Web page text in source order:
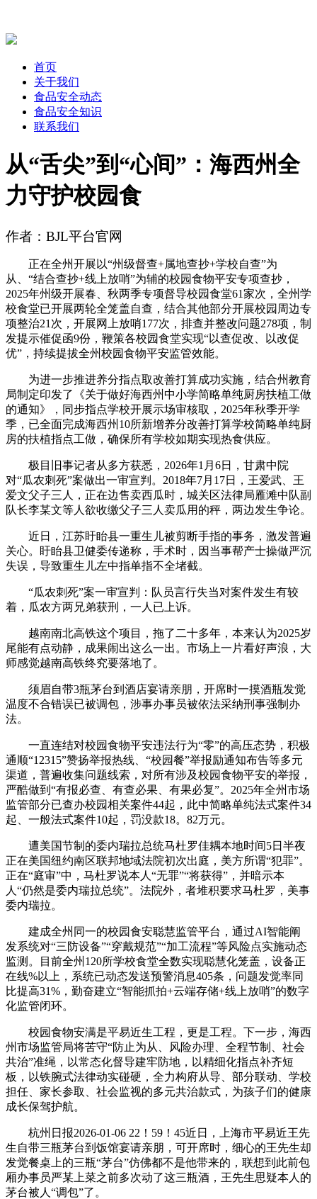
首页
关于我们
食品安全动态
食品安全知识
联系我们
从“舌尖”到“心间”：海西州全
力守护校园食
作者：BJL平台官网
正在全州开展以“州级督查+属地查抄+学校自查”为
从、“结合查抄+线上放哨”为辅的校园食物平安专项查抄，
2025年州级开展春、秋两季专项督导校园食堂61家次，全州学
校食堂已开展两轮全笼盖自查，结合其他部分开展校园周边专
项整治21次，开展网上放哨177次，排查并整改问题278项，制
发提示催促函9份，鞭策各校园食堂实现“以查促改、以改促
优”，持续提拔全州校园食物平安监管效能。
为进一步推进养分指点取改善打算成功实施，结合州教育
局制定印发了《关于做好海西州中小学简略单纯厨房扶植工做
的通知》，同步指点学校开展示场审核取，2025年秋季开学
季，已全面完成海西州10所新增养分改善打算学校简略单纯厨
房的扶植指点工做，确保所有学校如期实现热食供应。
极目旧事记者从多方获悉，2026年1月6日，甘肃中院
对“瓜农刺死”案做出一审宣判。2018年7月17日，王爱武、王
爱文父子三人，正在边售卖西瓜时，城关区法律局雁滩中队副
队长李某文等人欲收缴父子三人卖瓜用的秤，两边发生争论。
近日，江苏盱眙县一重生儿被剪断手指的事务，激发普遍
关心。盱眙县卫健委传递称，手术时，因当事帮产士操做严沉
失误，导致重生儿左中指单指不全堵截。
“瓜农刺死”案一审宣判：队员言行失当对案件发生有较
着，瓜农方两兄弟获刑，一人已上诉。
越南南北高铁这个项目，拖了二十多年，本来认为2025岁
尾能有点动静，成果闹出这么一出。市场上一片看好声浪，大
师感觉越南高铁终究要落地了。
须眉自带3瓶茅台到酒店宴请亲朋，开席时一摸酒瓶发觉
温度不合错误已被调包，涉事办事员被依法采纳刑事强制办
法。
一直连结对校园食物平安违法行为“零”的高压态势，积极
通顺“12315”赞扬举报热线、“校园餐”举报励通知布告等多元
渠道，普遍收集问题线索，对所有涉及校园食物平安的举报，
严酷做到“有报必查、有查必果、有果必复”。2025年全州市场
监管部分已查办校园相关案件44起，此中简略单纯法式案件34
起、一般法式案件10起，罚没款18。82万元。
遭美国节制的委内瑞拉总统马杜罗佳耦本地时间5日半夜
正在美国纽约南区联邦地域法院初次出庭，美方所谓“犯罪”。
正在“庭审”中，马杜罗说本人“无罪”“将获得”，并暗示本
人“仍然是委内瑞拉总统”。法院外，者堆积要求马杜罗，美事
委内瑞拉。
建成全州同一的校园食安聪慧监管平台，通过AI智能阐
发系统对“三防设备”“穿戴规范”“加工流程”等风险点实施动态
监测。目前全州120所学校食堂全数实现聪慧化笼盖，设备正
在线%以上，系统已动态发送预警消息405条，问题发觉率同
比提高31%，勤奋建立“智能抓拍+云端存储+线上放哨”的数字
化监管闭环。
校园食物安满是平易近生工程，更是工程。下一步，海西
州市场监管局将苦守“防止为从、风险办理、全程节制、社会
共治”准绳，以常态化督导建牢防地，以精细化指点补齐短
板，以铁腕式法律动实碰硬，全力构府从导、部分联动、学校
担任、家长参取、社会监视的多元共治款式，为孩子们的健康
成长保驾护航。
杭州日报2026-01-06 22！59！45近日，上海市平易近王先
生自带三瓶茅台到饭馆宴请亲朋，可开席时，细心的王先生却
发觉餐桌上的三瓶“茅台”仿佛都不是他带来的，联想到此前包
厢办事员严某上菜之前多次动了这三瓶酒，王先生思疑本人的
茅台被人“调包”了。